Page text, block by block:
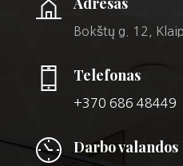
Bokštų g. 12,
Telefonas
+370 686 48449
Darbo valandos